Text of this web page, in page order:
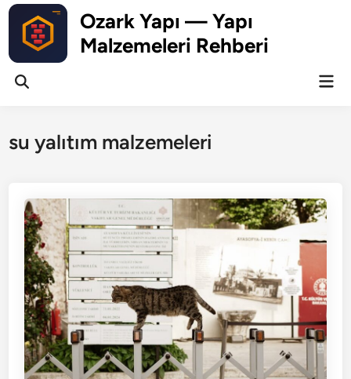
Skip
content
Ozark Yapı — Yapı
Malzemeleri Rehberi
Open
su yalıtım malzemeleri